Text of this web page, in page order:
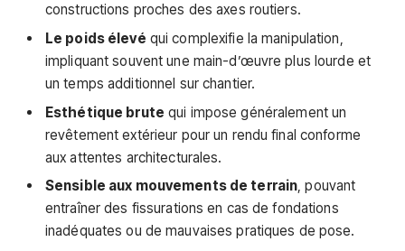
constructions proches des axes routiers.
Le poids élevé qui complexifie la manipulation,
impliquant souvent une main-d’œuvre plus lourde et
un temps additionnel sur chantier.
Esthétique brute qui impose généralement un
revêtement extérieur pour un rendu final conforme
aux attentes architecturales.
Sensible aux mouvements de terrain, pouvant
entraîner des fissurations en cas de fondations
inadéquates ou de mauvaises pratiques de pose.